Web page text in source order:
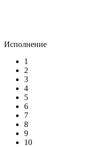
Исполнение
1
2
3
4
5
6
7
8
9
10